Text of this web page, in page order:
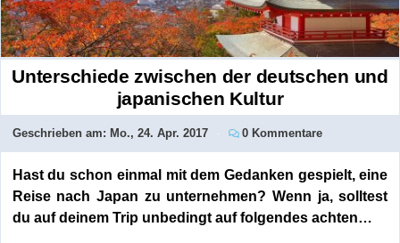
Unterschiede zwischen der deutschen und
japanischen Kultur
Geschrieben am: Mo., 24. Apr. 2017 0 Kommentare
Hast du schon einmal mit dem Gedanken gespielt, eine
Reise nach Japan zu unternehmen? Wenn ja, solltest
du auf deinem Trip unbedingt auf folgendes achten…